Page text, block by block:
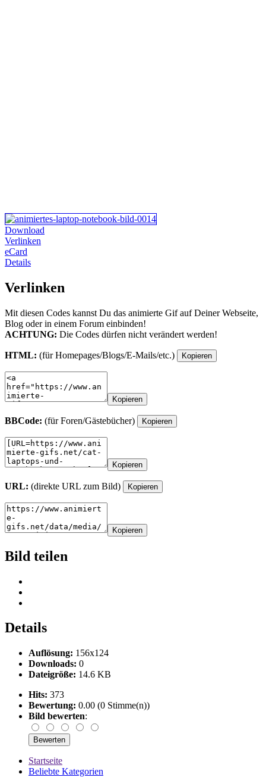
Download
Verlinken
eCard
Details
Verlinken
Mit diesen Codes kannst Du das animierte Gif auf Deiner Webseite,
Blog oder in einem Forum einbinden!
ACHTUNG: Die Codes dürfen nicht verändert werden!
HTML: (für Homepages/Blogs/E-Mails/etc.) Kopieren
Kopieren
BBCode: (für Foren/Gästebücher) Kopieren
Kopieren
URL: (direkte URL zum Bild) Kopieren
Kopieren
Bild teilen
Details
Auflösung: 156x124
Downloads: 0
Dateigröße: 14.6 KB
Hits: 373
Bewertung: 0.00 (0 Stimme(n))
Bild bewerten:
Startseite
Beliebte Kategorien